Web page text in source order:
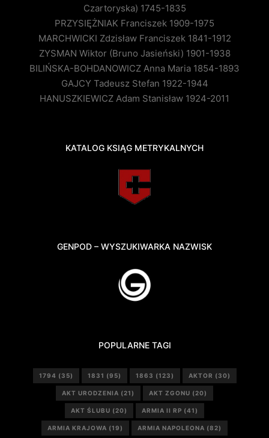
Czartoryska) 1745-1835
PRZYSIĘŻNIAK Franciszek 1909-1975
MARCHWICKI Zdzisław Franciszek 1841-1912
ZYSMAN Wiktor (Bruno Jasieński) 1901-1938
BILIŃSKA-BOHDANOWICZ Anna Maria 1854-1893
GAJCY Tadeusz Stefan 1922-1944
HANUSZKIEWICZ Adam Stanisław 1924-2011
KATALOG KSIĄG METRYKALNYCH
GENPOD – WYSZUKIWARKA NAZWISK
POPULARNE TAGI
1794 (35) 1831 (95) 1863 (123) AKTOR (30)
AKT URODZENIA (21) AKT ZGONU (20)
AKT ŚLUBU (20) ARMIA II RP (41)
ARMIA KRAJOWA (19) ARMIA NAPOLEONA (82)